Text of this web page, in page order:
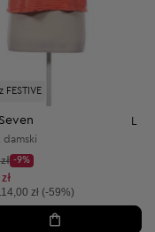
FESTIVE
damski
Discount Price:
-9%
cena:
zł (-59%)